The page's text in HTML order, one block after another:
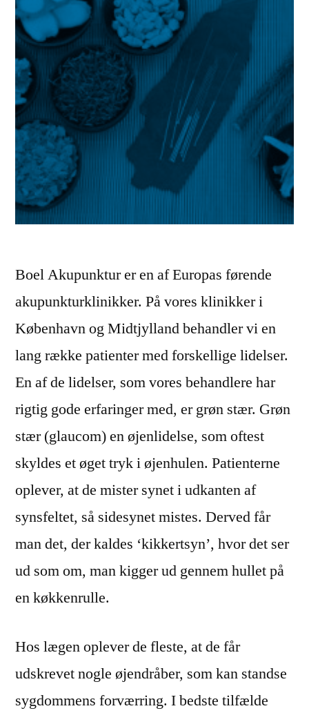
Boel Akupunktur er en af Europas førende
akupunkturklinikker. På vores klinikker i
København og Midtjylland behandler vi en
lang række patienter med forskellige lidelser.
En af de lidelser, som vores behandlere har
rigtig gode erfaringer med, er grøn stær. Grøn
stær (glaucom) en øjenlidelse, som oftest
skyldes et øget tryk i øjenhulen. Patienterne
oplever, at de mister synet i udkanten af
synsfeltet, så sidesynet mistes. Derved får
man det, der kaldes ‘kikkertsyn’, hvor det ser
ud som om, man kigger ud gennem hullet på
en køkkenrulle.
Hos lægen oplever de fleste, at de får
udskrevet nogle øjendråber, som kan standse
sygdommens forværring. I bedste tilfælde